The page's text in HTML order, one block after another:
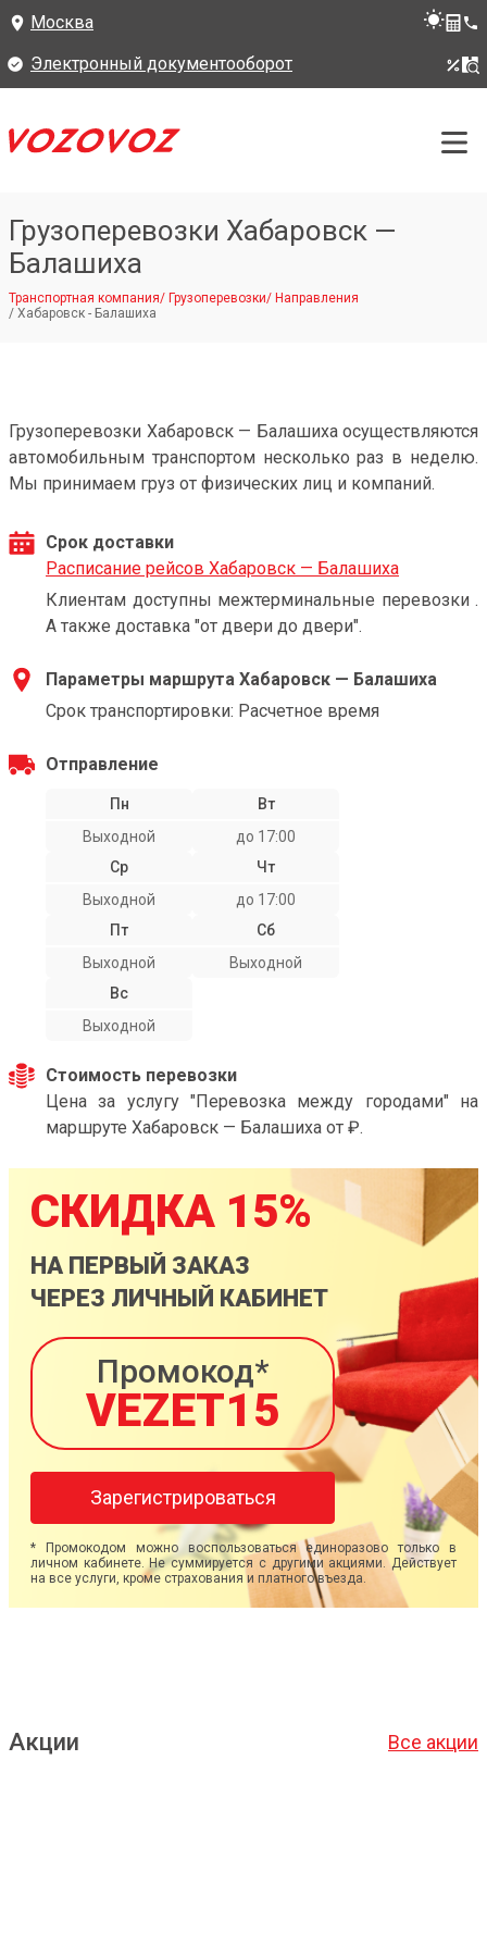
Москва
Электронный документооборот
Грузоперевозки Хабаровск —
Балашиха
Транспортная компания/ Грузоперевозки/ Направления
/ Хабаровск - Балашиха
Грузоперевозки Хабаровск — Балашиха осуществляются
автомобильным транспортом несколько раз в неделю.
Мы принимаем груз от физических лиц и компаний.
Срок доставки
Расписание рейсов Хабаровск — Балашиха
Клиентам доступны межтерминальные перевозки .
А также доставка "от двери до двери".
Параметры маршрута Хабаровск — Балашиха
Срок транспортировки: Расчетное время
Отправление
Пн
Выходной
Вт
до 17:00
Ср
Выходной
Чт
до 17:00
Пт
Выходной
Сб
Выходной
Вс
Выходной
Стоимость перевозки
Цена за услугу "Перевозка между городами" на
маршруте Хабаровск — Балашиха от ₽.
СКИДКА 15%
НА ПЕРВЫЙ ЗАКАЗ
ЧЕРЕЗ ЛИЧНЫЙ КАБИНЕТ
Промокод*
VEZET15
Зарегистрироваться
* Промокодом можно воспользоваться единоразово только в
личном кабинете. Не суммируется с другими акциями. Действует
на все услуги, кроме страхования и платного въезда.
Акции Все акции